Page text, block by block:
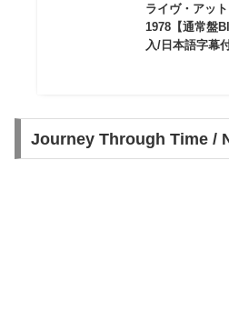
ライヴ・アッ
1978【通常盤
入/日本語字幕付
Journey Through Time /